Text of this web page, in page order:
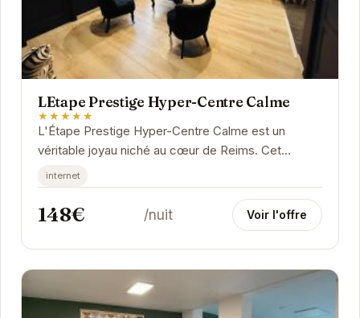
LEtape Prestige Hyper-Centre Calme
★★★★★
L'Étape Prestige Hyper-Centre Calme est un
véritable joyau niché au cœur de Reims. Cet
établissement allie à merveille le charme de
l'ancien et...
internet
148€ /nuit Voir l'offre